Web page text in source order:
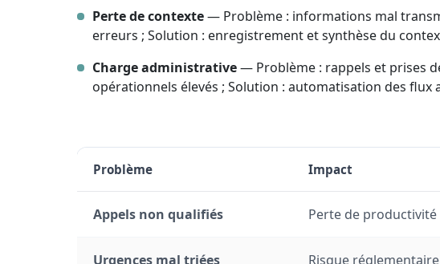
Perte de contexte— Problème : informations mal
erreurs ; Solution : enregistrement et synthèse du
Charge administrative— Problème : rappels et prises
opérationnels élevés ; Solution : automatisation des flux
Problème Impact
Appels non qualifiés Perte de productivité
Urgences mal triées Risque réglementaire